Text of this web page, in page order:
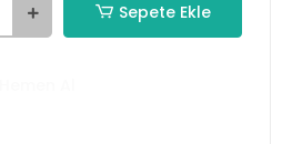
Sepete Ekle